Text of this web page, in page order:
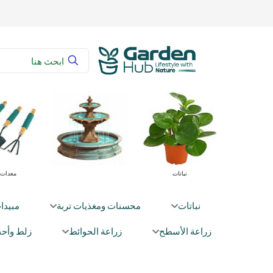
محسنات ومغذيات تربة
نباتات محسنات ومغذيات تربة
زراعة الأسطح زراعة الحوائط زلط